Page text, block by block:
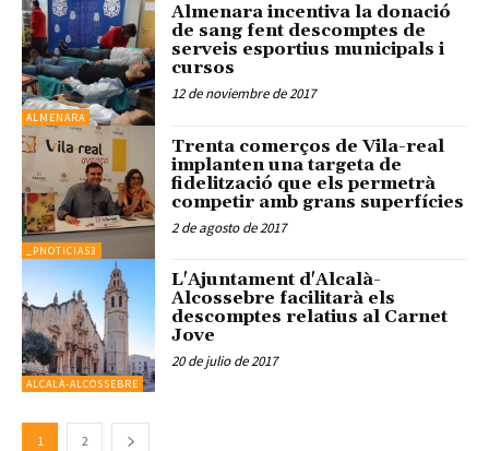
ALMENARA
Almenara incentiva la donació
de sang fent descomptes de
serveis esportius municipals i
cursos
12 de noviembre de 2017
_PNOTICIAS3
Trenta comerços de Vila-real
implanten una targeta de
fidelització que els permetrà
competir amb grans superfícies
2 de agosto de 2017
ALCALÀ-ALCOSSEBRE
L'Ajuntament d'Alcalà-
Alcossebre facilitarà els
descomptes relatius al Carnet
Jove
20 de julio de 2017
1 2